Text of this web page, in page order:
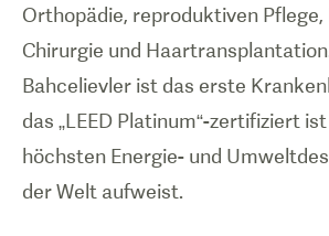
Orthopädie, reproduktiven
Chirurgie und
Bahcelievler ist das erste
das „LEED Platinum“-zertifiziert
höchsten Energie- und
der Welt aufweist.